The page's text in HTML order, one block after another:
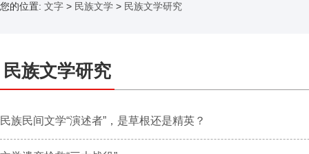
您的位置: 文字 > 民族文学 > 民族文学研究
民族文学研究
民族民间文学“演述者”，是草根还是精英？